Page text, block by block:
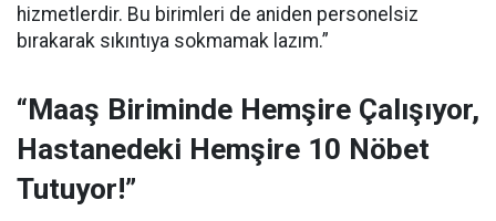
hizmetlerdir. Bu birimleri de aniden personelsiz
bırakarak sıkıntıya sokmamak lazım.”
“Maaş Biriminde Hemşire Çalışıyor,
Hastanedeki Hemşire 10 Nöbet
Tutuyor!”